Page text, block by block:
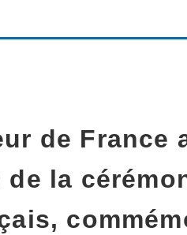
de France
la